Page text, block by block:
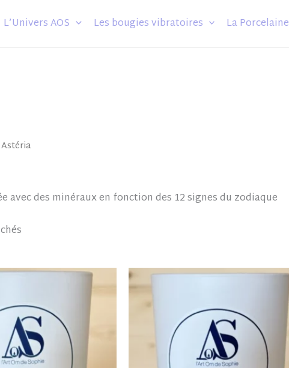
L’Univers AOS Les bougies vibratoires La Porcelaine
avec des minéraux en fonction des 12 signes du zodiaque